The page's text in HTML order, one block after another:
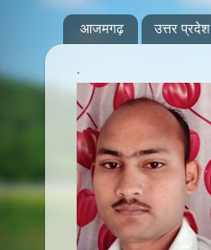
आजमगढ़ उत्तर प्रदेश
.